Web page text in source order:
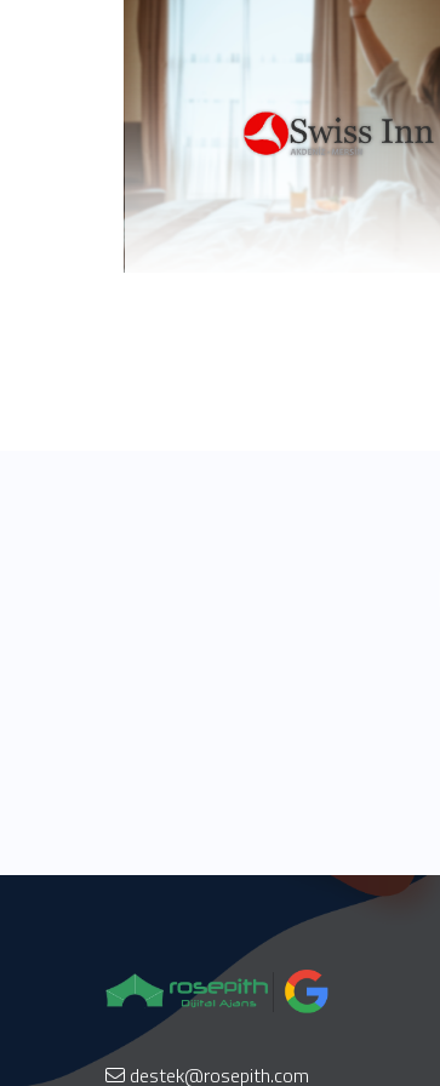
Contınent Worldwide
Yazılım, Dijital Danışmanlıklar
destek@rosepith.com